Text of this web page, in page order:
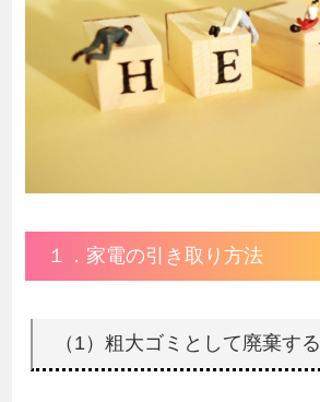
１．家電の引き取り方法
（1）粗大ゴミとして廃棄する